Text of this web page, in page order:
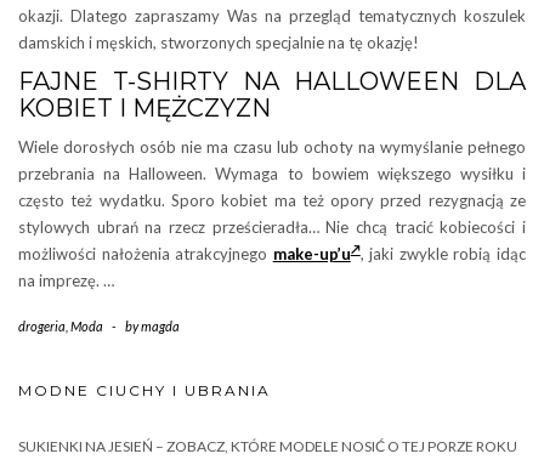
okazji. Dlatego zapraszamy Was na przegląd tematycznych koszulek
damskich i męskich, stworzonych specjalnie na tę okazję!
FAJNE T-SHIRTY NA HALLOWEEN DLA
KOBIET I MĘŻCZYZN
Wiele dorosłych osób nie ma czasu lub ochoty na wymyślanie pełnego
przebrania na Halloween. Wymaga to bowiem większego wysiłku i
często też wydatku. Sporo kobiet ma też opory przed rezygnacją ze
stylowych ubrań na rzecz prześcieradła… Nie chcą tracić kobiecości i
możliwości nałożenia atrakcyjnego make-up’u , jaki zwykle robią idąc
na imprezę. …
drogeria Moda - bymagda
MODNE CIUCHY I UBRANIA
SUKIENKI NA JESIEŃ – ZOBACZ, KTÓRE MODELE NOSIĆ O TEJ PORZE ROKU